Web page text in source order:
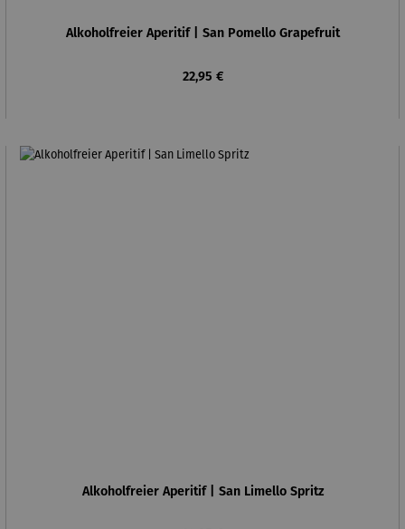
Alkoholfreier Aperitif | San Pomello Grapefruit
Regulärer Preis:
22,95 €
Alkoholfreier Aperitif | San Limello Spritz